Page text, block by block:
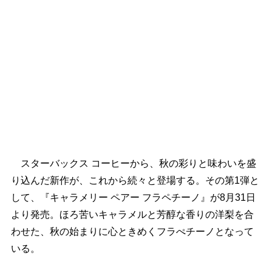
スターバックス コーヒーから、秋の彩りと味わいを盛
り込んだ新作が、これから続々と登場する。その第1弾と
して、『キャラメリー ペアー フラペチーノ』が8月31日
より発売。ほろ苦いキャラメルと芳醇な香りの洋梨を合
わせた、秋の始まりに心ときめくフラぺチーノとなって
いる。